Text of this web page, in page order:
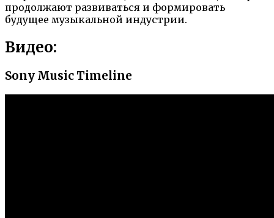
продолжают развиваться и формировать
будущее музыкальной индустрии.
Видео:
Sony Music Timeline